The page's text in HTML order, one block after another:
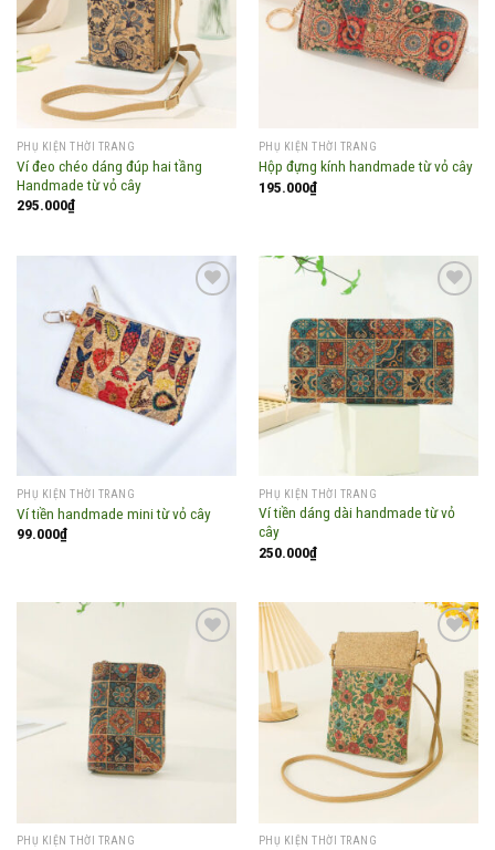
Add to
wishlist
PHỤ KIỆN THỜI TRANG
Ví đeo chéo dáng đúp hai tầng
Handmade từ vỏ cây
295.000₫
Add to
wishlist
PHỤ KIỆN THỜI TRANG
Hộp đựng kính handmade từ vỏ cây
195.000₫
Add to
wishlist
PHỤ KIỆN THỜI TRANG
Ví tiền handmade mini từ vỏ cây
99.000₫
Add to
wishlist
PHỤ KIỆN THỜI TRANG
Ví tiền dáng dài handmade từ vỏ
cây
250.000₫
PHỤ KIỆN THỜI TRANG
Add to
wishlist
PHỤ KIỆN THỜI TRANG